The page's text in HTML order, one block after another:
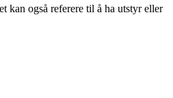
kan også referere til å ha utstyr eller